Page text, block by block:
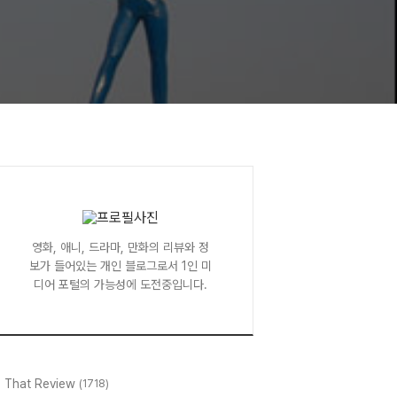
영화, 애니, 드라마, 만화의 리뷰와 정
보가 들어있는 개인 블로그로서 1인 미
디어 포털의 가능성에 도전중입니다.
That Review (1718)